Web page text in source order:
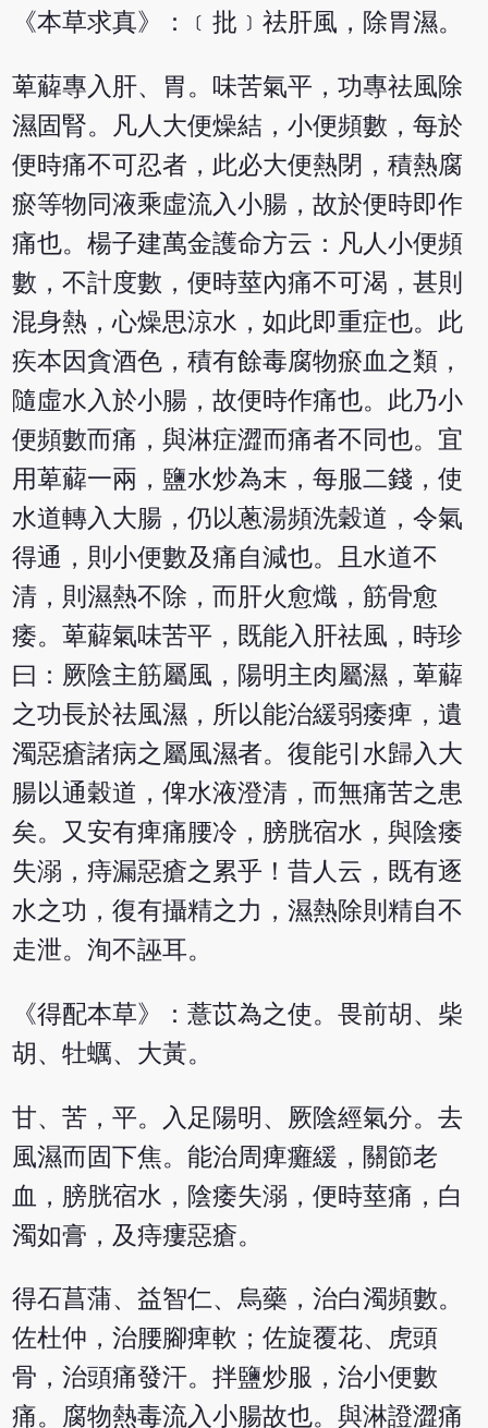
《本草求真》：﹝批﹞祛肝風，除胃濕。
萆薢專入肝、胃。味苦氣平，功專祛風除
濕固腎。凡人大便燥結，小便頻數，每於
便時痛不可忍者，此必大便熱閉，積熱腐
瘀等物同液乘虛流入小腸，故於便時即作
痛也。楊子建萬金護命方云：凡人小便頻
數，不計度數，便時莖內痛不可渴，甚則
混身熱，心燥思涼水，如此即重症也。此
疾本因貪酒色，積有餘毒腐物瘀血之類，
隨虛水入於小腸，故便時作痛也。此乃小
便頻數而痛，與淋症澀而痛者不同也。宜
用萆薢一兩，鹽水炒為末，每服二錢，使
水道轉入大腸，仍以蔥湯頻洗穀道，令氣
得通，則小便數及痛自減也。且水道不
清，則濕熱不除，而肝火愈熾，筋骨愈
痿。萆薢氣味苦平，既能入肝祛風，時珍
曰：厥陰主筋屬風，陽明主肉屬濕，萆薢
之功長於祛風濕，所以能治緩弱痿痺，遺
濁惡瘡諸病之屬風濕者。復能引水歸入大
腸以通穀道，俾水液澄清，而無痛苦之患
矣。又安有痺痛腰冷，膀胱宿水，與陰痿
失溺，痔漏惡瘡之累乎！昔人云，既有逐
水之功，復有攝精之力，濕熱除則精自不
走泄。洵不誣耳。
《得配本草》：薏苡為之使。畏前胡、柴
胡、牡蠣、大黃。
甘、苦，平。入足陽明、厥陰經氣分。去
風濕而固下焦。能治周痺癱緩，關節老
血，膀胱宿水，陰痿失溺，便時莖痛，白
濁如膏，及痔瘻惡瘡。
得石菖蒲、益智仁、烏藥，治白濁頻數。
佐杜仲，治腰腳痺軟；佐旋覆花、虎頭
骨，治頭痛發汗。拌鹽炒服，治小便數
痛。腐物熱毒流入小腸故也。與淋證澀痛